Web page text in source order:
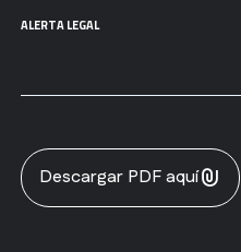
ALERTA LEGAL
Descargar PDF aquí